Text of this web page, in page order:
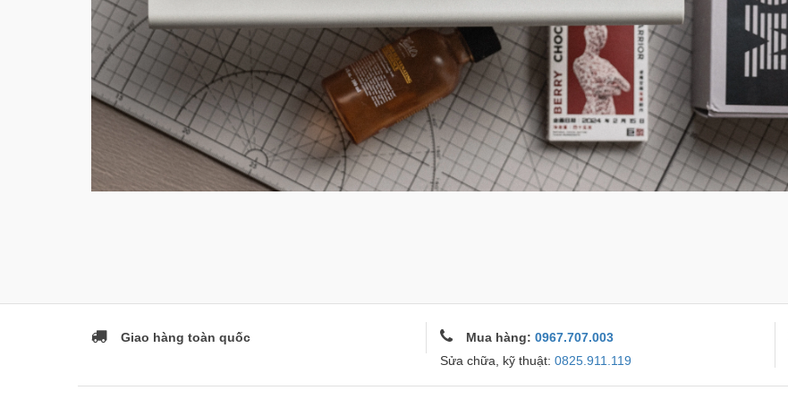
Giao hàng toàn quốc Mua hàng: 0967.707.003
Sửa chữa, kỹ thuật: 0825.911.119